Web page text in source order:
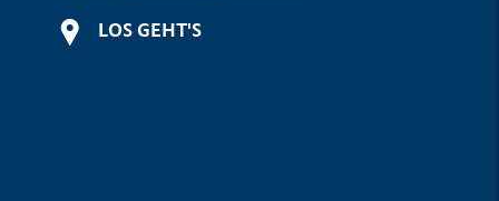
LOS GEHT'S